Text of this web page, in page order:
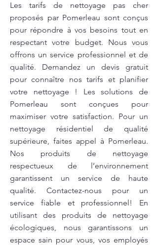
Les tarifs de nettoyage pas cher
proposés par Pomerleau sont conçus
pour répondre à vos besoins tout en
respectant votre budget. Nous vous
offrons un service professionnel et de
qualité. Demandez un devis gratuit
pour connaître nos tarifs et planifier
votre nettoyage ! Les solutions de
Pomerleau sont conçues pour
maximiser votre satisfaction. Pour un
nettoyage résidentiel de qualité
supérieure, faites appel à Pomerleau.
Nos produits de nettoyage
respectueux de l’environnement
garantissent un service de haute
qualité. Contactez-nous pour un
service fiable et professionnel! En
utilisant des produits de nettoyage
écologiques, nous garantissons un
espace sain pour vous, vos employés